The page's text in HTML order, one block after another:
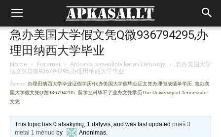
急办美国大学假文凭Q微936794295,办
理田纳西大学毕业
Home › Forumai › Antrasis pasaulinis karas Lietuvoje › 急办美国大学
假文凭Q微936794295,办理田纳西大学毕业
Žymos: 办理田纳西大学毕业证假学历/代办美国大学假毕业证文凭办理假成绩单学历 急办美
国大学假文凭Q微936794295
留学挂科毕不了业办文凭学历The University of Tennessee
文凭
This topic has 0 atsakymų, 1 dalyvis, and was last updatedprieš 3
metai 1 mėnuo by Anonimas.